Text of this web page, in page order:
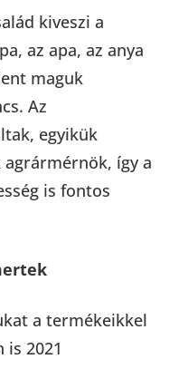
kiveszi a
az apa, az anya
maguk
Az
egyikük
így a
is fontos
a termékeikkel
is 2021